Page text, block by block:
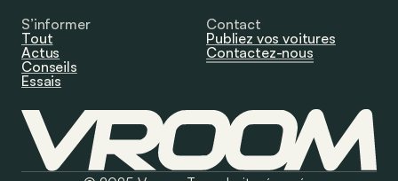
S’informer
Tout
Actus
Conseils
Essais
Contact
Publiez vos voitures
Contactez-nous